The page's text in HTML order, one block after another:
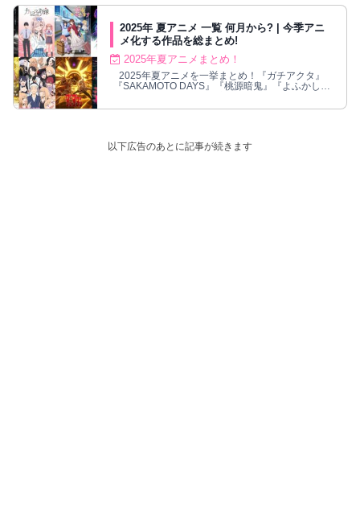
2025年 夏アニメ 一覧 何月から? | 今季アニ
メ化する作品を総まとめ!
2025年夏アニメまとめ！
2025年夏アニメを一挙まとめ！『ガチアクタ』
『SAKAMOTO DAYS』『桃源暗鬼』『よふかしの
罪』『着せ恋』『第七王子』『ダンダダン 第2期』
以下広告のあとに記事が続きます